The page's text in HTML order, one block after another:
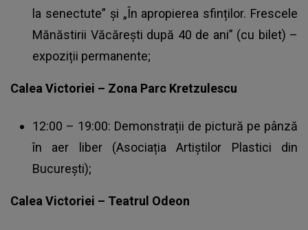
la senectute” și „În apropierea sfinților. Frescele
Mănăstirii Văcărești după 40 de ani” (cu bilet) –
expoziții permanente;
Calea Victoriei – Zona Parc Kretzulescu
12:00 – 19:00: Demonstrații de pictură pe pânză
în aer liber (Asociația Artiștilor Plastici din
București);
Calea Victoriei – Teatrul Odeon